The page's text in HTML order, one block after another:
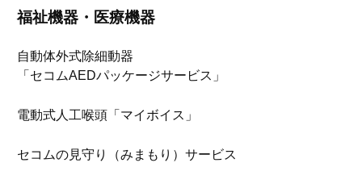
福祉機器・医療機器
自動体外式除細動器
「セコムAEDパッケージサービス」
電動式人工喉頭「マイボイス」
セコムの見守り（みまもり）サービス